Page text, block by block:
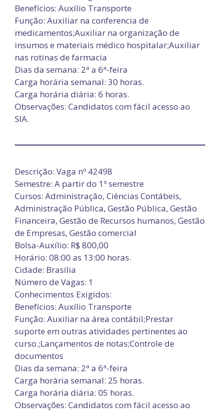
Benefícios: Auxílio Transporte
Função: Auxiliar na conferencia de
medicamentos;Auxiliar na organização de
insumos e materiais médico hospitalar;Auxiliar
nas rotinas de farmacia
Dias da semana: 2ª a 6ª-feira
Carga horária semanal: 30 horas.
Carga horária diária: 6 horas.
Observações: Candidatos com fácil acesso ao
SIA.
Descrição: Vaga nº 42498
Semestre: A partir do 1º semestre
Cursos: Administração, Ciências Contábeis,
Administração Pública, Gestão Pública, Gestão
Financeira, Gestão de Recursos humanos, Gestão
de Empresas, Gestão comercial
Bolsa-Auxílio: R$ 800,00
Horário: 08:00 as 13:00 horas.
Cidade: Brasília
Número de Vagas: 1
Conhecimentos Exigidos:
Benefícios: Auxílio Transporte
Função: Auxiliar na área contábil;Prestar
suporte em outras atividades pertinentes ao
curso.;Lançamentos de notas;Controle de
documentos
Dias da semana: 2ª a 6ª-feira
Carga horária semanal: 25 horas.
Carga horária diária: 05 horas.
Observações: Candidatos com fácil acesso ao